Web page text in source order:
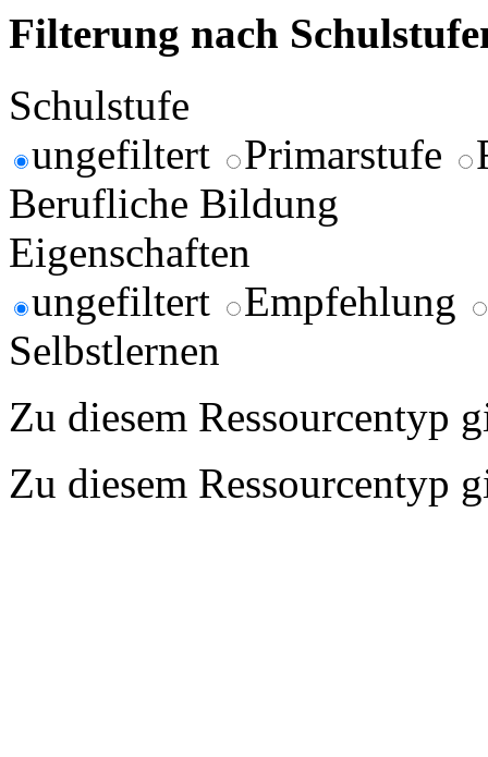
Filterung nach
Schulstufe
ungefiltert
Primarstufe
Berufliche Bildung
Eigenschaften
ungefiltert
Empfehlung
Selbstlernen
Zu diesem Ressourcentyp
Zu diesem Ressourcentyp